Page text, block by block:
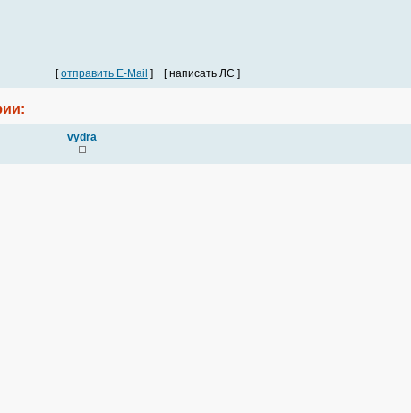
[отправить E-Mail ] [ написать ЛС ]
vydra